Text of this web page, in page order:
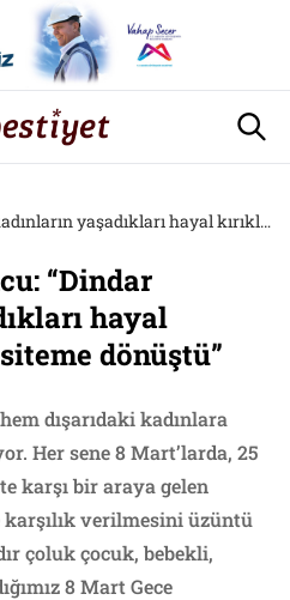
Sümeyye Kavuncu: “Dindar kadınların yaşadıkları hayal kırıklığı öfkeye, siteme dönüştü”
“Dindar
hayal
dönüştü”
dışarıdaki kadınlara
Her sene 8 Mart’larda, 25
karşı bir araya gelen
verilmesini üzüntü
çoluk çocuk, bebekli,
8 Mart Gece